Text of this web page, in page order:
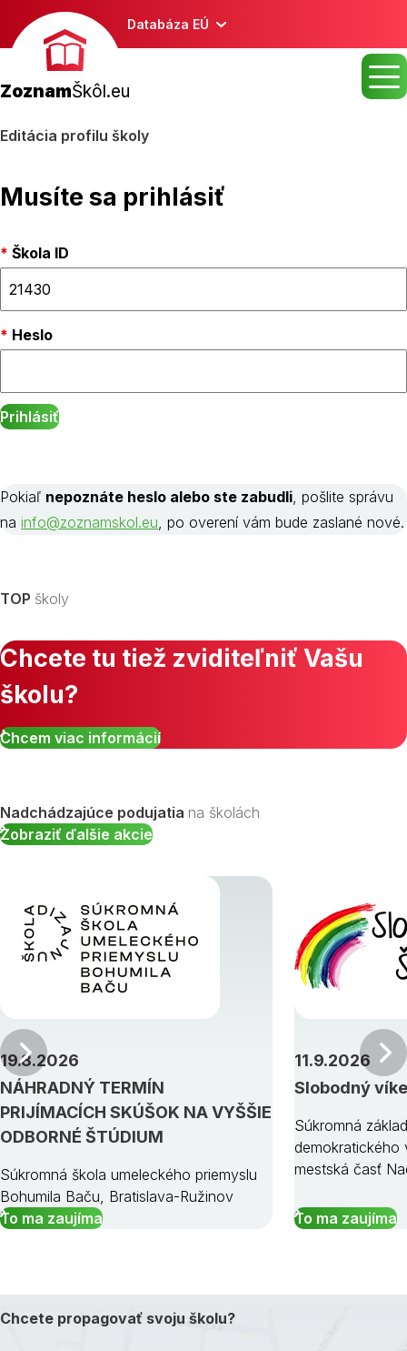
Databáza EÚ
ZoznamŠkôl.eu
Editácia profilu školy
Musíte sa prihlásiť
Škola ID
Heslo
Pokiaľ nepoznáte heslo alebo ste zabudli, pošlite správu
na info@zoznamskol.eu, po overení vám bude zaslané nové.
TOP školy
Chcete tu tiež zviditeľniť Vašu
školu?
Chcem viac informácií
Nadchádzajúce podujatia na školách
Zobraziť ďalšie akcie
NÁHRADNÝ TERMÍN
PRIJÍMACÍCH SKÚŠOK NA VYŠŠIE
ODBORNÉ ŠTÚDIUM
19.8.2026
Súkromná škola umeleckého priemyslu
Bohumila Baču, Bratislava-Ružinov
To ma zaujíma
Slobodný
11.9.2026
Súkromná
demokratického
mestská časť
To ma zaujíma
Predchádzajúci
Chcete propagovať svoju školu?